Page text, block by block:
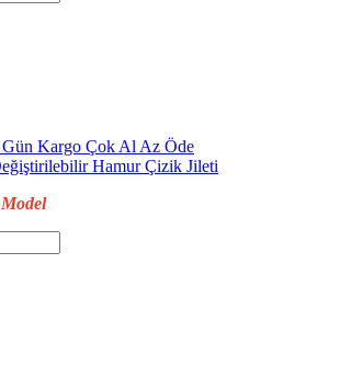
Gün Kargo Çok Al Az Öde
Hamur Çizik Jileti